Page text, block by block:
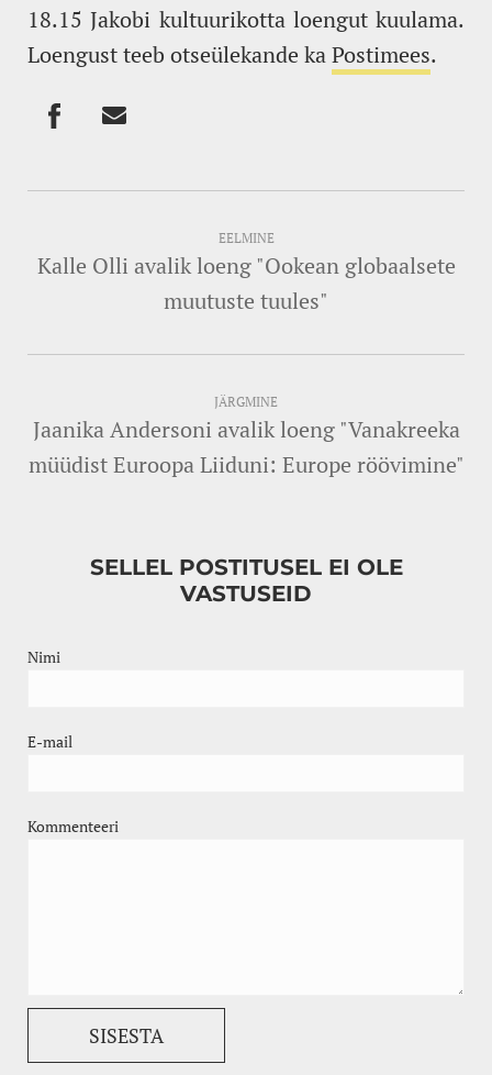
18.15 Jakobi kultuurikotta loengut kuulama.
Loengust teeb otseülekande kaPostimees.
EELMINE
Kalle Olli avalik loeng "Ookean globaalsete
muutuste tuules"
JÄRGMINE
Jaanika Andersoni avalik loeng "Vanakreeka
müüdist Euroopa Liiduni: Europe röövimine"
SELLEL POSTITUSEL EI OLE
VASTUSEID
Nimi
E-mail
Kommenteeri